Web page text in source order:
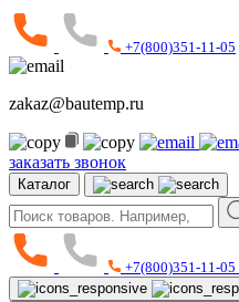
+7(800)351-11-05
zakaz@bautemp.ru
заказать звонок
Каталог
+7(800)351-11-05